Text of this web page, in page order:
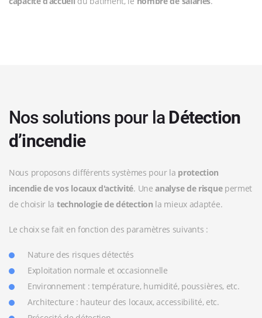
Nos solutions pour la Détection
d’incendie
Nous proposons différents systèmes pour la protection
incendie de vos locaux d'activité. Uneanalyse de risquepermet
de choisir la technologie de détection la mieux adaptée.
Le choix se fait en fonction des paramètres suivants :
Nature des risques détectés
Exploitation normale et occasionnelle
Environnement : température, humidité, poussières, etc.
Architecture : hauteur des locaux, accessibilité, etc.